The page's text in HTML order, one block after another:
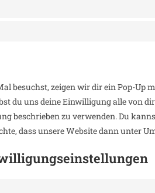
besuchst, zeigen wir dir ein Pop-Up
du uns deine Einwilligung alle von
beschrieben zu verwenden. Du
dass unsere Website dann unter